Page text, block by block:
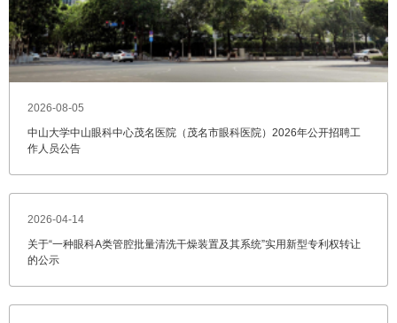
2026-08-05
中山大学中山眼科中心茂名医院（茂名市眼科医院）2026年公开招聘工
作人员公告
2026-04-14
关于“一种眼科A类管腔批量清洗干燥装置及其系统”实用新型专利权转让
的公示